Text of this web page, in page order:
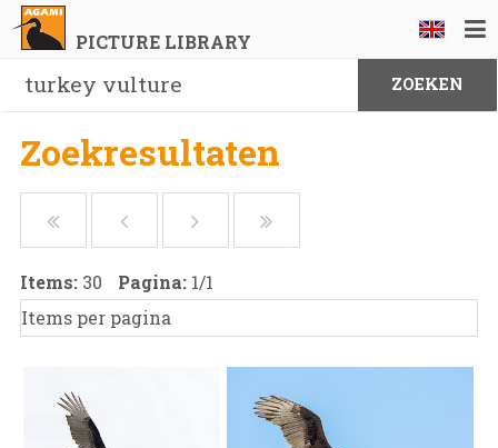
PICTURE LIBRARY
Zoekresultaten
Items: 30 Pagina: 1/1